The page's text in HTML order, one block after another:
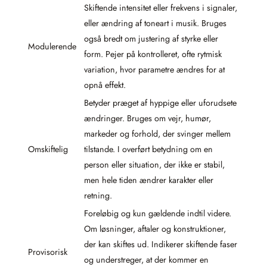
Modulerende
Skiftende intensitet eller frekvens i signaler,
eller ændring af toneart i musik. Bruges
også bredt om justering af styrke eller
form. Pejer på kontrolleret, ofte rytmisk
variation, hvor parametre ændres for at
opnå effekt.
Omskiftelig
Betyder præget af hyppige eller uforudsete
ændringer. Bruges om vejr, humør,
markeder og forhold, der svinger mellem
tilstande. I overført betydning om en
person eller situation, der ikke er stabil,
men hele tiden ændrer karakter eller
retning.
Provisorisk
Foreløbig og kun gældende indtil videre.
Om løsninger, aftaler og konstruktioner,
der kan skiftes ud. Indikerer skiftende faser
og understreger, at der kommer en